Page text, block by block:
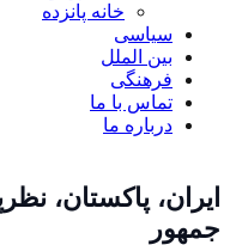
خانه پانزده
سیاسی
بین الملل
فرهنگی
تماس با ما
درباره ما
ایران، پاکستان،
جمهور